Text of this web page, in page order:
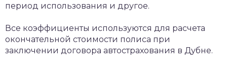
период использования и другое.
Все коэффициенты используются для расчета
окончательной стоимости полиса при
заключении договора автострахования в Дубне.